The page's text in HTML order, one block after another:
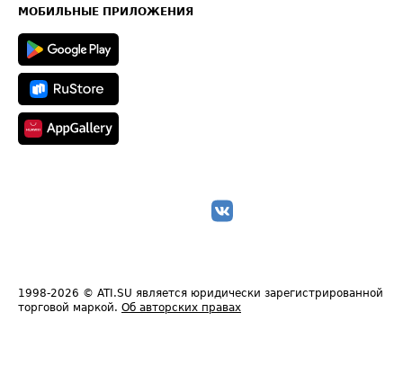
Техническая информация
МОБИЛЬНЫЕ ПРИЛОЖЕНИЯ
1998-2026 © ATI.SU является юридически зарегистрированной
торговой маркой. Об авторских правах